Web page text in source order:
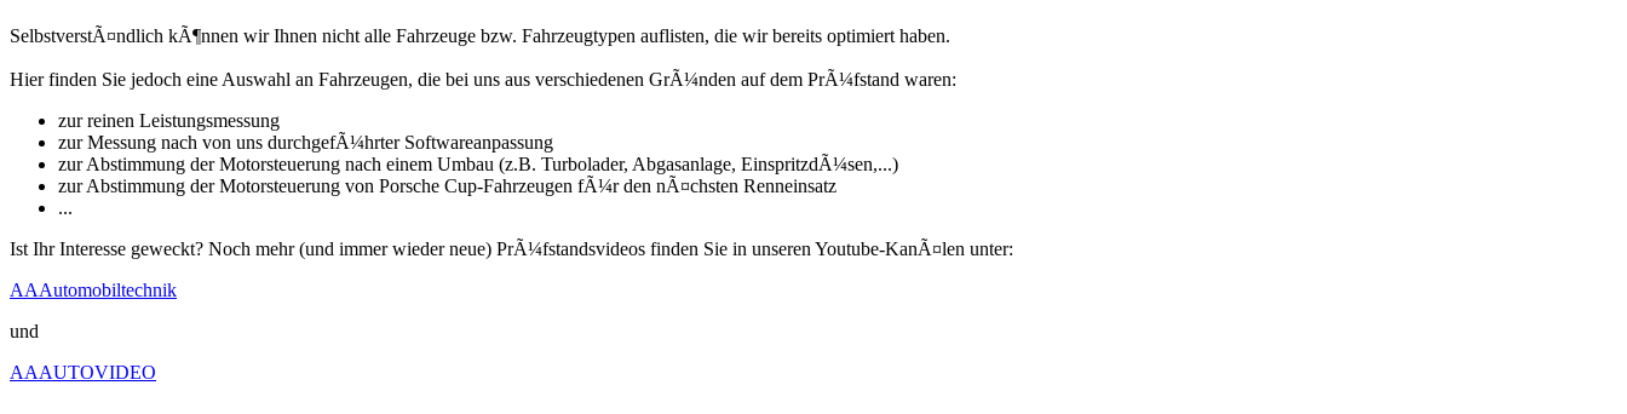
SelbstverstÃ¤ndlich kÃ¶nnen wir Ihnen nicht alle Fahrzeuge bzw. Fahrzeugtypen auflisten, die wir bereits optimiert haben.
Hier finden Sie jedoch eine Auswahl an Fahrzeugen, die bei uns aus verschiedenen GrÃ¼nden auf dem PrÃ¼fstand waren:
zur reinen Leistungsmessung
zur Messung nach von uns durchgefÃ¼hrter Softwareanpassung
zur Abstimmung der Motorsteuerung nach einem Umbau (z.B. Turbolader, Abgasanlage, EinspritzdÃ¼sen,...)
zur Abstimmung der Motorsteuerung von Porsche Cup-Fahrzeugen fÃ¼r den nÃ¤chsten Renneinsatz
...
Ist Ihr Interesse geweckt? Noch mehr (und immer wieder neue) PrÃ¼fstandsvideos finden Sie in unseren Youtube-KanÃ¤len unter:
AAAutomobiltechnik
und
AAAUTOVIDEO